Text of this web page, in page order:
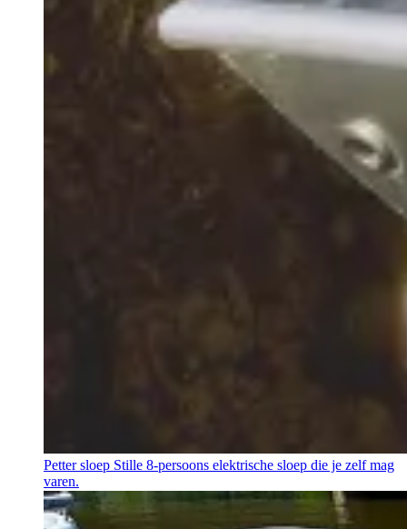
Petter sloep Stille 8-persoons elektrische sloep die je zelf mag
varen.